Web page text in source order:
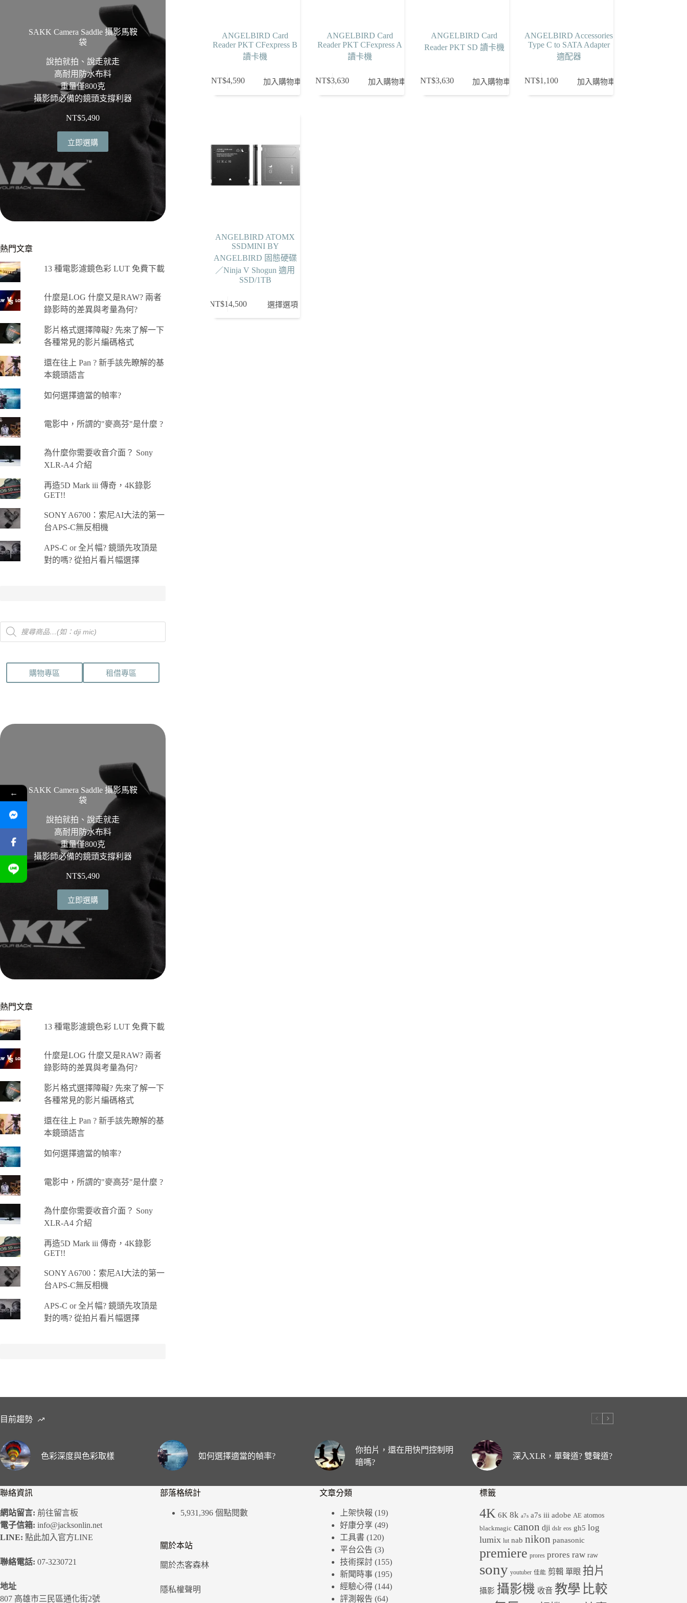
ANGELBIRD Card
Reader PKT CFexpress B
讀卡機
NT$4,590 加入購物車
ANGELBIRD Card
Reader PKT CFexpress A
讀卡機
NT$3,630 加入購物車
ANGELBIRD Card
Reader PKT SD 讀卡機
NT$3,630 加入購物車
ANGELBIRD Accessories
Type C to SATA Adapter
適配器
NT$1,100 加入購物車
ANGELBIRD ATOMX
SSDMINI BY
ANGELBIRD 固態硬碟
／Ninja V Shogun 適用
SSD/1TB
NT$14,500 選擇選項
SAKK Camera Saddle 攝影馬鞍
袋
說拍就拍、說走就走
高耐用防水布料
重量僅800克
攝影師必備的鏡頭支撐利器
NT$5,490
立即選購
熱門文章
13 種電影濾鏡色彩 LUT 免費下載
什麼是LOG 什麼又是RAW? 兩者
錄影時的差異與考量為何?
影片格式選擇障礙? 先來了解一下
各種常見的影片編碼格式
還在往上 Pan ? 新手該先瞭解的基
本鏡頭語言
如何選擇適當的幀率?
電影中，所謂的"麥高芬"是什麼 ?
為什麼你需要收音介面？ Sony
XLR-A4 介紹
再造5D Mark iii 傳奇，4K錄影
GET!!
SONY A6700：索尼AI大法的第一
台APS-C無反相機
APS-C or 全片幅? 鏡頭先攻頂是
對的嗎? 從拍片看片幅選擇
Products
search
購物專區 租借專區
SAKK Camera Saddle 攝影馬鞍
袋
說拍就拍、說走就走
高耐用防水布料
重量僅800克
攝影師必備的鏡頭支撐利器
NT$5,490
立即選購
熱門文章
13 種電影濾鏡色彩 LUT 免費下載
什麼是LOG 什麼又是RAW? 兩者
錄影時的差異與考量為何?
影片格式選擇障礙? 先來了解一下
各種常見的影片編碼格式
還在往上 Pan ? 新手該先瞭解的基
本鏡頭語言
如何選擇適當的幀率?
電影中，所謂的"麥高芬"是什麼 ?
為什麼你需要收音介面？ Sony
XLR-A4 介紹
再造5D Mark iii 傳奇，4K錄影
GET!!
SONY A6700：索尼AI大法的第一
台APS-C無反相機
APS-C or 全片幅? 鏡頭先攻頂是
對的嗎? 從拍片看片幅選擇
目前趨勢
色彩深度與色彩取樣 如何選擇適當的幀率?
你拍片，還在用快門控制明
暗嗎?
深入XLR，單聲道? 雙聲道?
聯絡資訊
網站留言: 前往留言板
電子信箱: info@jacksonlin.net
LINE: 點此加入官方LINE
聯絡電話: 07-3230721
地址
807 高雄市三民區通化街2號
部落格統計
5,931,396 個點閱數
關於本站
關於杰客森林
隱私權聲明
文章分類
上架快報 (19)
好康分享 (49)
工具書 (120)
平台公告 (3)
技術探討 (155)
新聞時事 (195)
經驗心得 (144)
評測報告 (64)
標籤
4K 6K 8k a7s a7s iii adobe AE atomos
blackmagic canon dji dslr eos gh5 log
lumix lut nab nikon panasonic
premiere prores prores raw raw
sony youtuber 佳能 剪輯 單眼 拍片
攝影 攝影機 收音 教學 比較
←